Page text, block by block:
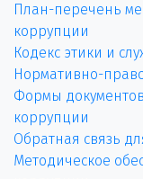
План-перечень
коррупции
Кодекс этики и
Нормативно-
Формы
коррупции
Обратная связь
Методическое